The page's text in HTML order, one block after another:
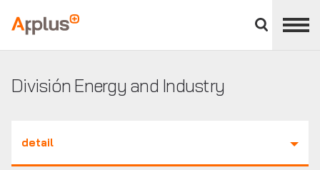
panel
Applus+
División Energy and Industry
detail